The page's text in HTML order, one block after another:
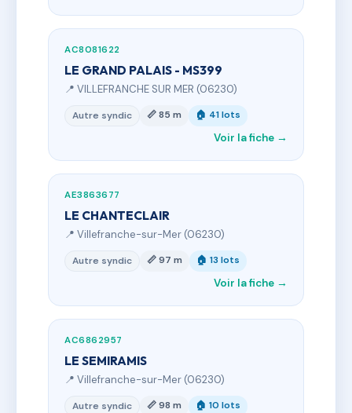
AC8081622
LE GRAND PALAIS - MS399
📍 VILLEFRANCHE SUR MER (06230)
Autre syndic 📏 85 m 🏠 41 lots
Voir la fiche →
AE3863677
LE CHANTECLAIR
📍 Villefranche-sur-Mer (06230)
Autre syndic 📏 97 m 🏠 13 lots
Voir la fiche →
AC6862957
LE SEMIRAMIS
📍 Villefranche-sur-Mer (06230)
Autre syndic 📏 98 m 🏠 10 lots